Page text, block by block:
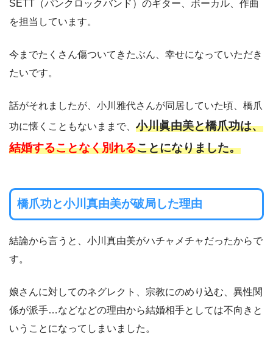
SETT（パンクロックバンド）のギター、ボーカル、作曲
を担当しています。
今までたくさん傷ついてきたぶん、幸せになっていただき
たいです。
話がそれましたが、小川雅代さんが同居していた頃、橋爪
功に懐くこともないままで、 小川眞由美と橋爪功は、
結婚することなく別れることになりました。
橋爪功と小川真由美が破局した理由
結論から言うと、小川真由美がハチャメチャだったからで
す。
娘さんに対してのネグレクト、宗教にのめり込む、異性関
係が派手…などなどの理由から結婚相手としては不向きと
いうことになってしまいました。